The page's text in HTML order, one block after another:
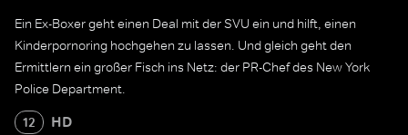
Ein Ex-Boxer geht einen Deal mit der SVU ein und hilft, einen
Kinderpornoring hochgehen zu lassen. Und gleich geht den
Ermittlern ein großer Fisch ins Netz: der PR-Chef des New York
Police Department.
12 HD